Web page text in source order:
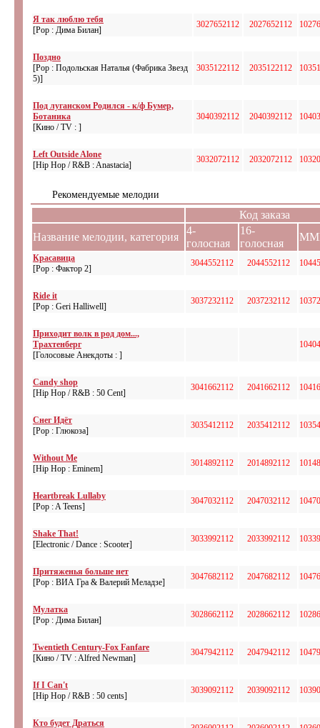
Я так люблю тебя
[Pop : Дима Билан]
3027652112 2027652112
Поздно
[Pop : Подольская Наталья (Фабрика Звезд
5)]
3035122112 2035122112
Под луганском Родился - к/ф Бумер,
Ботаника
[Кино / TV : ]
3040392112 2040392112
Left Outside Alone
[Hip Hop / R&B : Anastacia]
3032072112 2032072112
Рекомендуемые мелодии
Код заказа
Название мелодии, категория
4-
голосная
16-
голосная
Красавица
[Pop : Фактор 2]
3044552112 2044552112
Ride it
[Pop : Geri Halliwell]
3037232112 2037232112
Приходит волк в род дом...,
Трахтенберг
[Голосовые Анекдоты : ]
Candy shop
[Hip Hop / R&B : 50 Cent]
3041662112 2041662112
Снег Идёт
[Pop : Глюкоза]
3035412112 2035412112
Without Me
[Hip Hop : Eminem]
3014892112 2014892112
Heartbreak Lullaby
[Pop : A Teens]
3047032112 2047032112
Shake That!
[Electronic / Dance : Scooter]
3033992112 2033992112
Притяженья больше нет
[Pop : ВИА Гра & Валерий Меладзе]
3047682112 2047682112
Мулатка
[Pop : Дима Билан]
3028662112 2028662112
Twentieth Century-Fox Fanfare
[Кино / TV : Alfred Newman]
3047942112 2047942112
If I Can't
[Hip Hop / R&B : 50 cents]
3039092112 2039092112
Кто будет Драться